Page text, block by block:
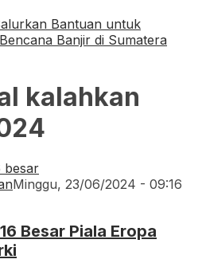
Bantuan untuk
Banjir di Sumatera
kalahkan
Minggu, 23/06/2024 - 09:16
Besar Piala Eropa